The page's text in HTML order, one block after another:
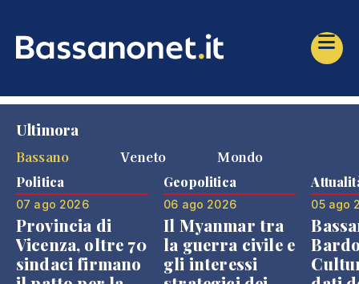
Ultimora
Bassano
Veneto Mondo
Politica
07 ago 2026
Provincia di
Vicenza, oltre 70
sindaci firmano
Geopolitica
06 ago 2026
Il Myanmar tra
la guerra civile e
gli interessi
05 ago